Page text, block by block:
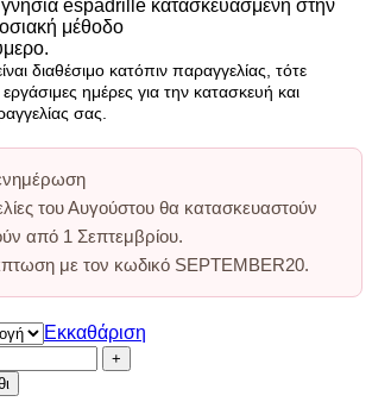
γνήσια espadrille κατασκευασμένη στην
μέθοδο
διαθέσιμο κατόπιν παραγγελίας, τότε
ημέρες για την κατασκευή και
σας.
του Αυγούστου θα κατασκευαστούν
από 1 Σεπτεμβρίου.
με τον κωδικό SEPTEMBER20.
Εκκαθάριση